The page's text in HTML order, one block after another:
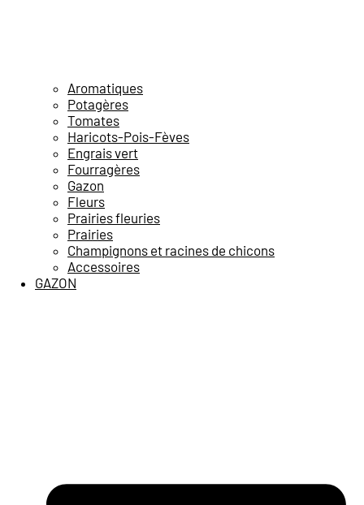
Aromatiques
Potagères
Tomates
Haricots-Pois-Fèves
Engrais vert
Fourragères
Gazon
Fleurs
Prairies fleuries
Prairies
Champignons et racines de chicons
Accessoires
GAZON